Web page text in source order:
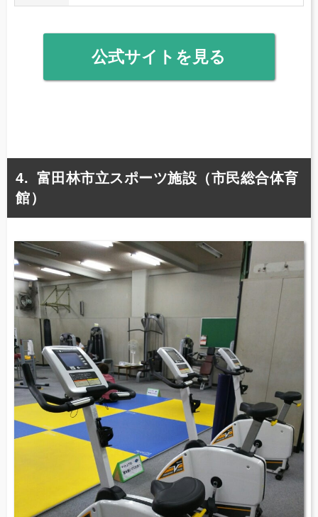
公式サイトを見る
富田林市立スポーツ施設（市民総合体育
館）